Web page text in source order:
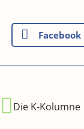
Facebook
Die K-Kolumne